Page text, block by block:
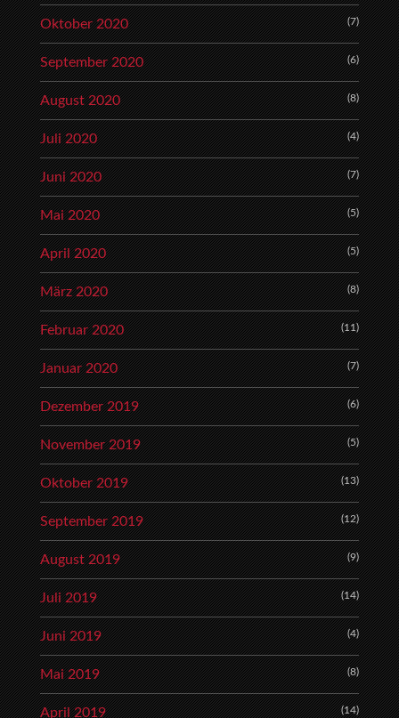
Oktober 2020 (7)
September 2020 (6)
August 2020 (8)
Juli 2020 (4)
Juni 2020 (7)
Mai 2020 (5)
April 2020 (5)
März 2020 (8)
Februar 2020 (11)
Januar 2020 (7)
Dezember 2019 (6)
November 2019 (5)
Oktober 2019 (13)
September 2019 (12)
August 2019 (9)
Juli 2019 (14)
Juni 2019 (4)
Mai 2019 (8)
April 2019 (14)